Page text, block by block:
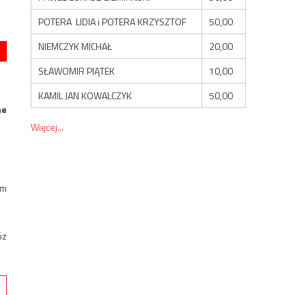
POTERA LIDIA i POTERA KRZYSZTOF
50,00
NIEMCZYK MICHAŁ
20,00
SŁAWOMIR PIĄTEK
10,00
KAMIL JAN KOWALCZYK
50,00
Więcej...